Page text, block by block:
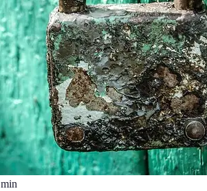
min